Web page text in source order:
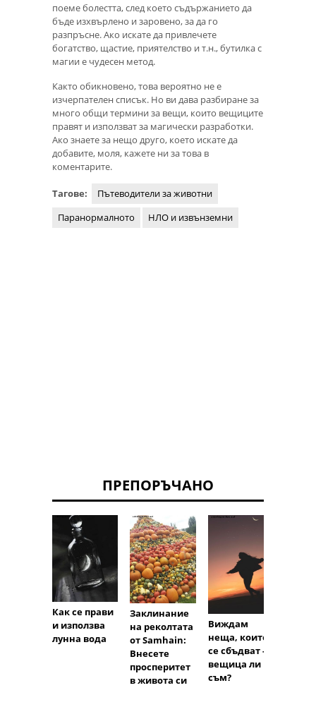
поеме болестта, след което съдържанието да
бъде изхвърлено и заровено, за да го
разпръсне. Ако искате да привлечете
богатство, щастие, приятелство и т.н., бутилка с
магии е чудесен метод.
Както обикновено, това вероятно не е
изчерпателен списък. Но ви дава разбиране за
много общи термини за вещи, които вещиците
правят и използват за магически разработки.
Ако знаете за нещо друго, което искате да
добавите, моля, кажете ни за това в
коментарите.
Тагове:
Пътеводители за животни
Паранормалното
НЛО и извънземни
ПРЕПОРЪЧАНО
Как се прави
и използва
лунна вода
Заклинание
на реколтата
от Samhain:
Внесете
просперитет
в живота си
Виждам
неща, които
се сбъдват -
вещица ли
съм?